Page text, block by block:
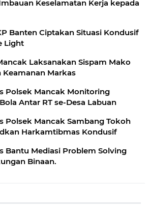
Keselamatan Kerja kepada
Banten Ciptakan Situasi Kondusif
Light
Laksanakan Sispam Mako
Markas
Polsek Mancak Monitoring
Antar RT se-Desa Labuan
Polsek Mancak Sambang Tokoh
Harkamtibmas Kondusif
Bantu Mediasi Problem Solving
Binaan.